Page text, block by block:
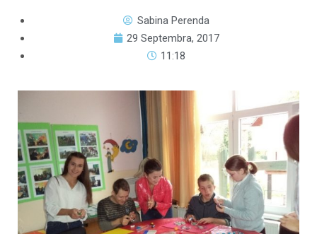
Sabina Perenda
29 Septembra, 2017
11:18